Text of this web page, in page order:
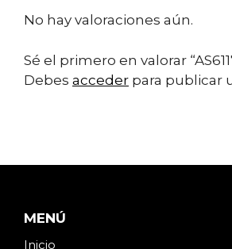
No hay valoraciones aún.
Sé el primero en valorar
Debes acceder para publicar
MENÚ
Inicio